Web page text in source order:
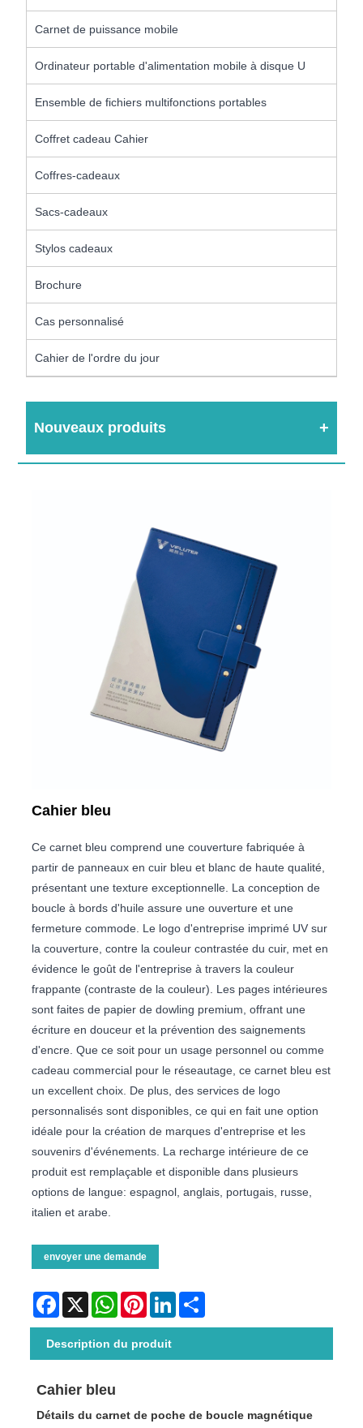
Carnet de puissance mobile
Ordinateur portable d'alimentation mobile à disque U
Ensemble de fichiers multifonctions portables
Coffret cadeau Cahier
Coffres-cadeaux
Sacs-cadeaux
Stylos cadeaux
Brochure
Cas personnalisé
Cahier de l'ordre du jour
Nouveaux produits
Cahier bleu
Ce carnet bleu comprend une couverture fabriquée à
partir de panneaux en cuir bleu et blanc de haute qualité,
présentant une texture exceptionnelle. La conception de
boucle à bords d'huile assure une ouverture et une
fermeture commode. Le logo d'entreprise imprimé UV sur
la couverture, contre la couleur contrastée du cuir, met en
évidence le goût de l'entreprise à travers la couleur
frappante (contraste de la couleur). Les pages intérieures
sont faites de papier de dowling premium, offrant une
écriture en douceur et la prévention des saignements
d'encre. Que ce soit pour un usage personnel ou comme
cadeau commercial pour le réseautage, ce carnet bleu est
un excellent choix. De plus, des services de logo
personnalisés sont disponibles, ce qui en fait une option
idéale pour la création de marques d'entreprise et les
souvenirs d'événements. La recharge intérieure de ce
produit est remplaçable et disponible dans plusieurs
options de langue: espagnol, anglais, portugais, russe,
italien et arabe.
envoyer une demande
Facebook
X WhatsAppPinterestLinkedIn
Description du produit
Cahier bleu
Détails du carnet de poche de boucle magnétique